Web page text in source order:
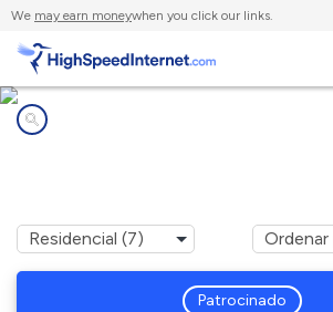
We may earn moneywhen you click our links.
Patrocinado